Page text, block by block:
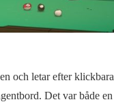
och letar efter klickbara
Det var både en